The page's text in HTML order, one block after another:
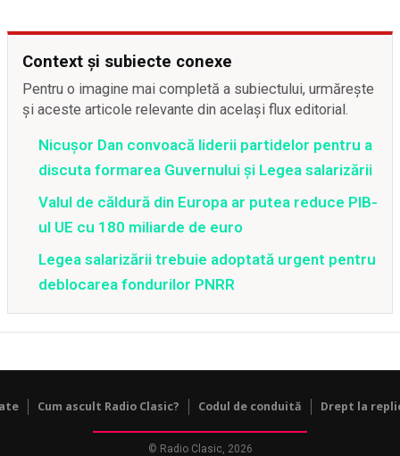
Context și subiecte conexe
Pentru o imagine mai completă a subiectului, urmărește
și aceste articole relevante din același flux editorial.
Nicușor Dan convoacă liderii partidelor pentru a
discuta formarea Guvernului și Legea salarizării
Valul de căldură din Europa ar putea reduce PIB-
ul UE cu 180 miliarde de euro
Legea salarizării trebuie adoptată urgent pentru
deblocarea fondurilor PNRR
Cum ascult Radio Clasic? Codul de conduită Drept la
© Radio Clasic, 2026